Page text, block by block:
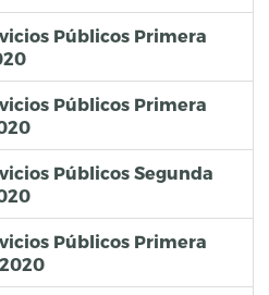
Públicos Primera
Públicos Primera
Públicos Segunda
Públicos Primera